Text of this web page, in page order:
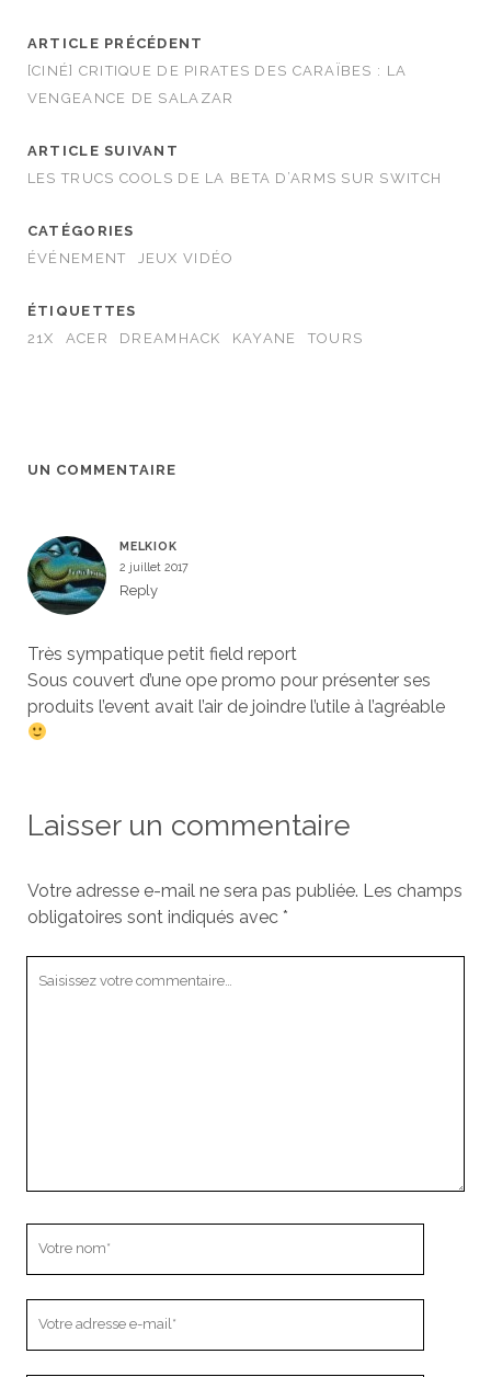
ARTICLE PRÉCÉDENT
[CINÉ] CRITIQUE DE PIRATES DES CARAÏBES : LA
VENGEANCE DE SALAZAR
ARTICLE SUIVANT
LES TRUCS COOLS DE LA BETA D’ARMS SUR SWITCH
CATÉGORIES
ÉVÉNEMENT
JEUX VIDÉO
ÉTIQUETTES
21X
ACER DREAMHACK KAYANE TOURS
UN COMMENTAIRE
MELKIOK
2 juillet 2017
Reply
Très sympatique petit field report
Sous couvert d’une ope promo pour présenter ses
produits l’event avait l’air de joindre l’utile à l’agréable
Laisser un commentaire
Votre adresse e-mail ne sera pas publiée. Les champs
obligatoires sont indiqués avec *